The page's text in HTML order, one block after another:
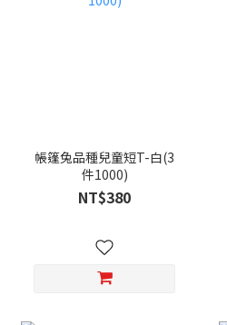
帳篷兔品種兒童短T-白(3
件1000)
NT$380